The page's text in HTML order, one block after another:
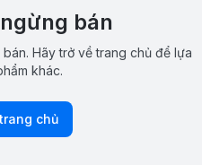
bán
Hãy trở về trang chủ để lựa
khác.
chủ